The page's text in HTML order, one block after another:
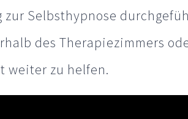
Selbsthypnose
des Therapiezimmers
weiter zu helfen.